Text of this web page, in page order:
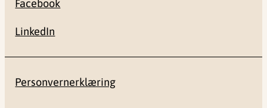
Facebook
LinkedIn
Personvernerklæring